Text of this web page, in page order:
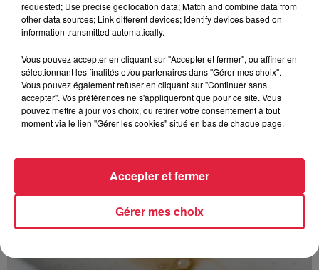
À découvrir également
requested; Use precise geolocation data; Match and combine data from
other data sources; Link different devices; Identify devices based on
information transmitted automatically.
Vous pouvez accepter en cliquant sur "Accepter et fermer", ou affiner en
sélectionnant les finalités et/ou partenaires dans "Gérer mes choix".
Vous pouvez également refuser en cliquant sur "Continuer sans
accepter". Vos préférences ne s'appliqueront que pour ce site. Vous
pouvez mettre à jour vos choix, ou retirer votre consentement à tout
moment via le lien "Gérer les cookies" situé en bas de chaque page.
Gérer mes choix
Accepter et fermer